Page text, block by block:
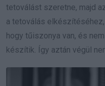
tetoválást szeretne, majd
a tetoválás
hogy tűiszonya van, és
készítik. Így aztán végül